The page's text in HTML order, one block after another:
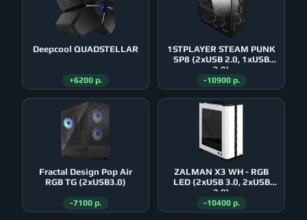
Deepcool QUADSTELLAR
+6200 р.
1STPLAYER STEAM PUNK
SP8 (2xUSB 2.0, 1xUSB
3.0)
-10900 р.
Fractal Design Pop Air
RGB TG (2xUSB3.0)
-7100 р.
ZALMAN X3 WH - RGB
LED (2xUSB 3.0, 2xUSB
2.0)
-10400 р.